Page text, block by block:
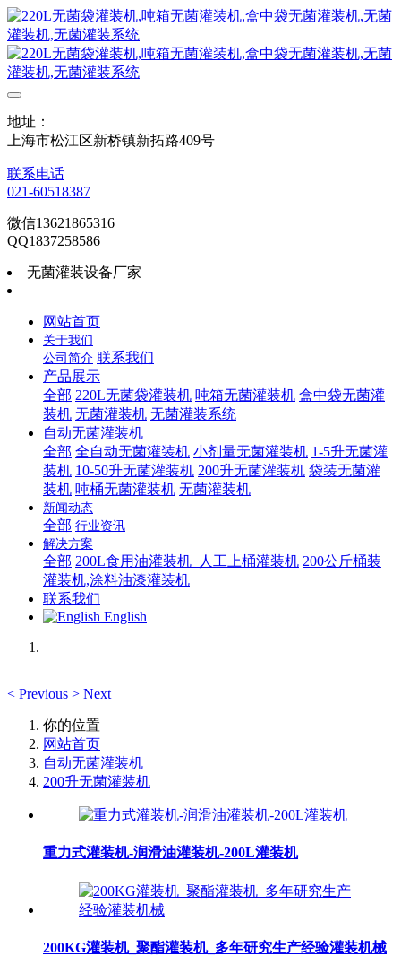
地址：
上海市松江区新桥镇新拓路409号
联系电话
021-60518387
微信13621865316
QQ1837258586
无菌灌装设备厂家
网站首页
关于我们
公司简介 联系我们
产品展示
全部 220L无菌袋灌装机 吨箱无菌灌装机 盒中袋无菌灌
装机 无菌灌装机 无菌灌装系统
自动无菌灌装机
全部 全自动无菌灌装机 小剂量无菌灌装机 1-5升无菌灌
装机 10-50升无菌灌装机 200升无菌灌装机 袋装无菌灌
装机 吨桶无菌灌装机 无菌灌装机
新闻动态
全部 行业资讯
解决方案
全部 200L食用油灌装机_人工上桶灌装机 200公斤桶装
灌装机,涂料油漆灌装机
联系我们
English
< Previous > Next
你的位置
网站首页
自动无菌灌装机
200升无菌灌装机
重力式灌装机-润滑油灌装机-200L灌装机
200KG灌装机_聚酯灌装机_多年研究生产经验灌装机械